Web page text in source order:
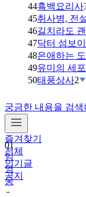
44흑백요리사
45취사병, 전
46길치라도
47닥터 섬보이
48은애하는
49유미의 세
50태풍상사2
궁금한 내용을 검색
즐겨찾기
전체
인기글
공지
01
임
영
웅